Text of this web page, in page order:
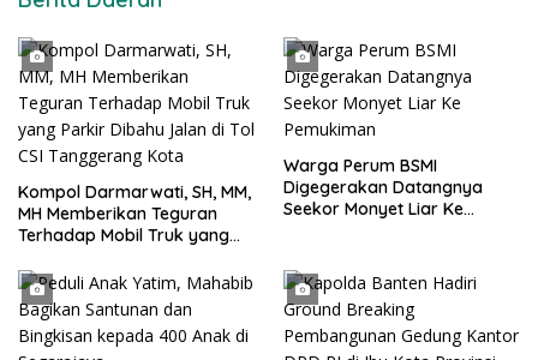
Kompol Darmarwati, SH, MM,
MH Memberikan Teguran
Terhadap Mobil Truk yang
Tanggerang Kota
Warga Perum BSMI
Digegerakan Datangnya
Seekor Monyet Liar Ke